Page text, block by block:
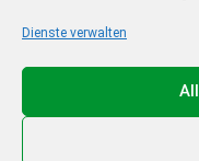
Dienste verwalten
Ihr
Jetzt zum